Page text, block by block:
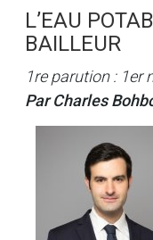
L’EAU
BAILLEUR
1re parution : 1er
Par Charles